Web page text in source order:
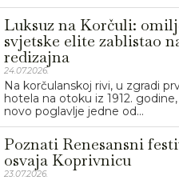
Luksuz na Korčuli:
svjetske elite zablistao
redizajna
24.07.2026.
Na korčulanskoj rivi, u zgradi
hotela na otoku iz 1912.
novo poglavlje jedne od...
Poznati Renesansni
osvaja Koprivnicu
23.07.2026.